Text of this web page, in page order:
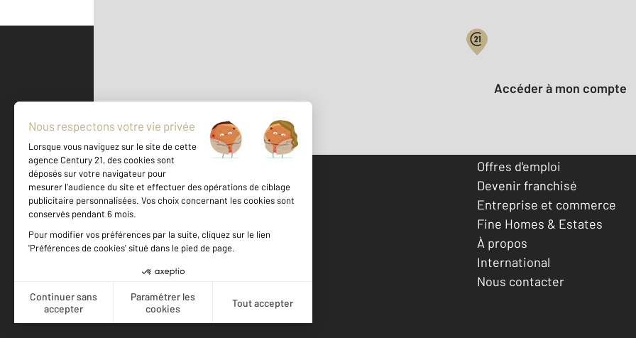
500 m ©Mappy
Votre compte :
Accéder à mon compte
Votre agence est notée
Achat
Location
Offres d'emploi
Devenir franchisé
Entreprise et commerce
Fine Homes & Estates
À propos
International
Nous contacter